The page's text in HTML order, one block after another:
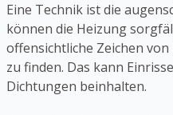
Eine Technik ist die
können die Heizung
offensichtliche Zeichen
zu finden. Das kann
Dichtungen beinhalten.